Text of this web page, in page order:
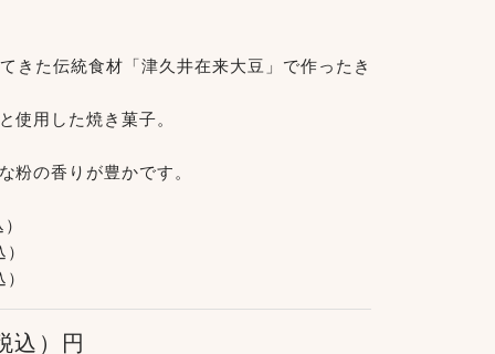
きた伝統食材「津久井在来大豆」で作ったき
使用した焼き菓子。
粉の香りが豊かです。
込）円